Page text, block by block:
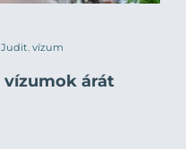
Judit vízum
vízumok árát